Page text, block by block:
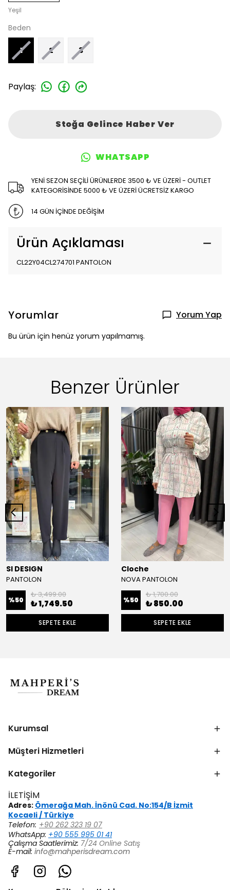
Yeşil
Beden
1 2 3
Paylaş:
Stoğa Gelince Haber Ver
WHATSAPP
YENİ SEZON SEÇİLİ ÜRÜNLERDE 3500 ₺ VE ÜZERİ - OUTLET
KATEGORİSİNDE 5000 ₺ VE ÜZERİ ÜCRETSİZ KARGO
14 GÜN İÇİNDE DEĞİŞİM
Ürün Açıklaması
CL22Y04CL274701 PANTOLON
Yorumlar Yorum Yap
Bu ürün için henüz yorum yapılmamış.
Benzer Ürünler
SI DESIGN
PANTOLON
%50
₺ 3,499.00
₺ 1,749.50
SEPETE EKLE
Cloche
NOVA PANTOLON
%50
₺ 1,700.00
₺ 850.00
SEPETE EKLE
Kurumsal
Müşteri Hizmetleri
Kategoriler
İLETİŞİM
Adres: Ömerağa Mah. İnönü Cad. No:154/B İzmit
Kocaeli / Türkiye
Telefon: +90 262 323 19 07
WhatsApp: +90 555 995 01 41
Çalışma Saatlerimiz: 7/24 Online Satış
E-mail: info@mahperisdream.com